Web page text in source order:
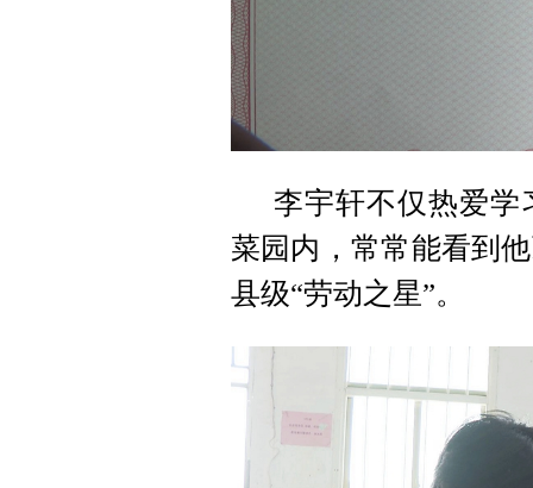
李宇轩不仅热爱
菜园内，常常能看到
县级“劳动之星”。